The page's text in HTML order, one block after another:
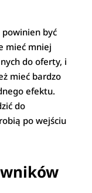
powinien być
mieć mniej
do oferty, i
mieć bardzo
efektu.
do
po wejściu